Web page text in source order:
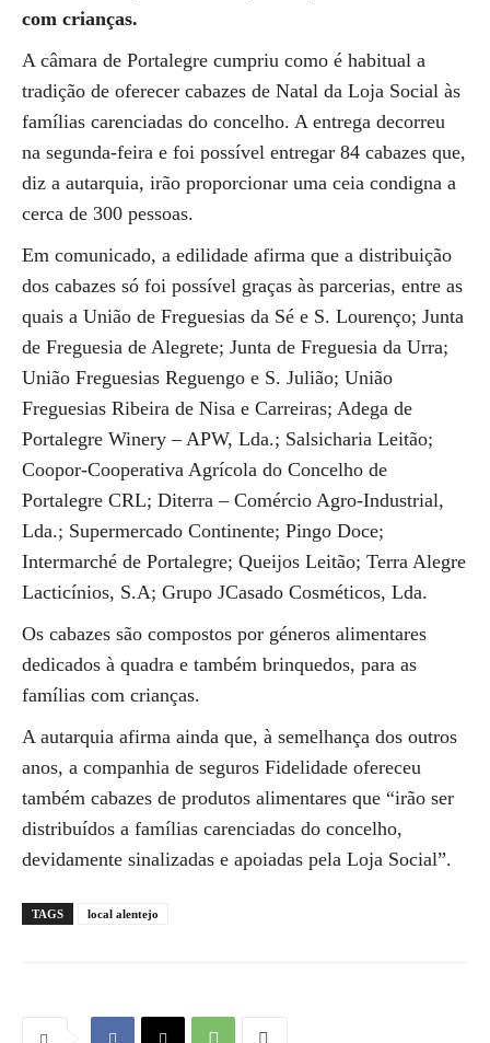
com crianças.
A câmara de Portalegre cumpriu como é habitual a
tradição de oferecer cabazes de Natal da Loja Social às
famílias carenciadas do concelho. A entrega decorreu
na segunda-feira e foi possível entregar 84 cabazes que,
diz a autarquia, irão proporcionar uma ceia condigna a
cerca de 300 pessoas.
Em comunicado, a edilidade afirma que a distribuição
dos cabazes só foi possível graças às parcerias, entre as
quais a União de Freguesias da Sé e S. Lourenço; Junta
de Freguesia de Alegrete; Junta de Freguesia da Urra;
União Freguesias Reguengo e S. Julião; União
Freguesias Ribeira de Nisa e Carreiras; Adega de
Portalegre Winery – APW, Lda.; Salsicharia Leitão;
Coopor-Cooperativa Agrícola do Concelho de
Portalegre CRL; Diterra – Comércio Agro-Industrial,
Lda.; Supermercado Continente; Pingo Doce;
Intermarché de Portalegre; Queijos Leitão; Terra Alegre
Lacticínios, S.A; Grupo JCasado Cosméticos, Lda.
Os cabazes são compostos por géneros alimentares
dedicados à quadra e também brinquedos, para as
famílias com crianças.
A autarquia afirma ainda que, à semelhança dos outros
anos, a companhia de seguros Fidelidade ofereceu
também cabazes de produtos alimentares que “irão ser
distribuídos a famílias carenciadas do concelho,
devidamente sinalizadas e apoiadas pela Loja Social”.
TAGS local alentejo